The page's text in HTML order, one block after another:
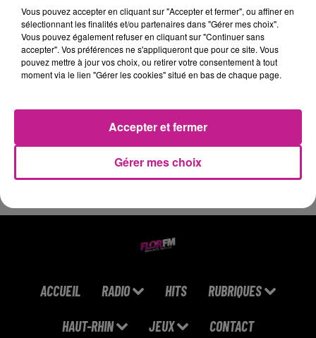
Avoir le sourire, être avenant, savoir travailler en équipe et
adorer l'univers festif
Au Baiana, nous misons sur une vraie qualité de vie, rare en
restauration. Une seule journée en coupure, les autres soit un
ambiance festive, conviviale, dans un lieu où l'on vient
autant pour bien manger que pour faire la fête.
CDD Extra les vendredis et samedis
Salaire à convenir selon profil
ACCUEIL RADIO HITS RUBRIQUES
HAUT-RHIN JEUX CONTACT
Vous pouvez accepter en cliquant sur "Accepter et fermer", ou affiner en
sélectionnant les finalités et/ou partenaires dans "Gérer mes choix".
Vous pouvez également refuser en cliquant sur "Continuer sans
accepter". Vos préférences ne s'appliqueront que pour ce site. Vous
pouvez mettre à jour vos choix, ou retirer votre consentement à tout
moment via le lien "Gérer les cookies" situé en bas de chaque page.
Gérer mes choix
Accepter et fermer